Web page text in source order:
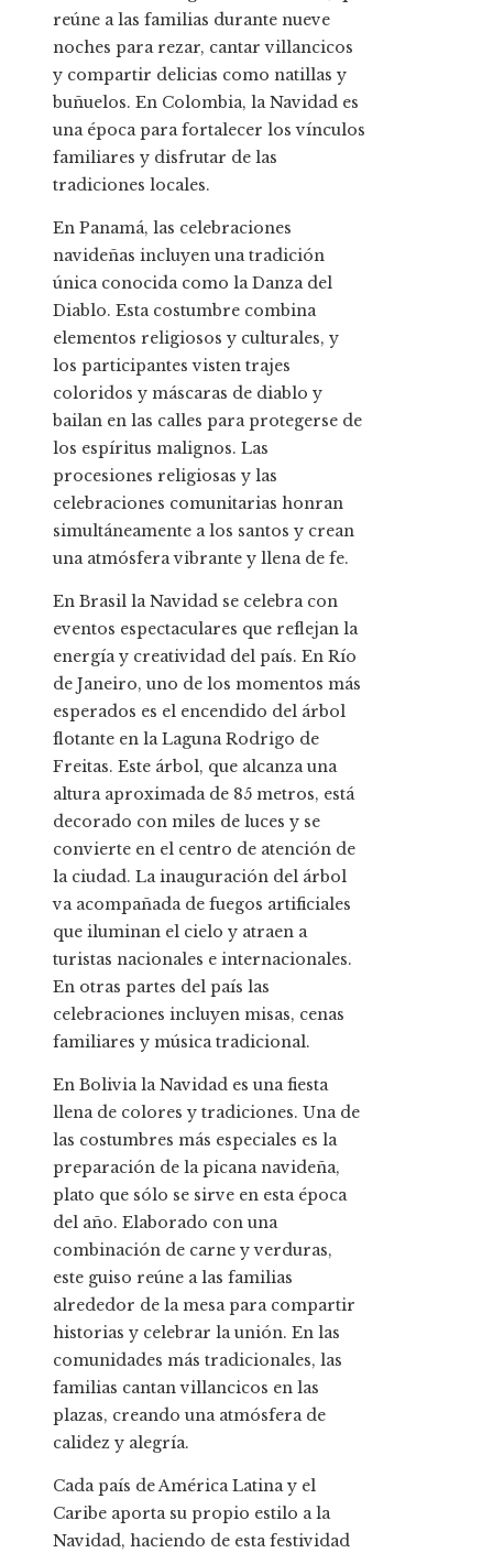
reúne a las familias durante nueve
noches para rezar, cantar villancicos
y compartir delicias como natillas y
buñuelos. En Colombia, la Navidad es
una época para fortalecer los vínculos
familiares y disfrutar de las
tradiciones locales.
En Panamá, las celebraciones
navideñas incluyen una tradición
única conocida como la Danza del
Diablo. Esta costumbre combina
elementos religiosos y culturales, y
los participantes visten trajes
coloridos y máscaras de diablo y
bailan en las calles para protegerse de
los espíritus malignos. Las
procesiones religiosas y las
celebraciones comunitarias honran
simultáneamente a los santos y crean
una atmósfera vibrante y llena de fe.
En Brasil la Navidad se celebra con
eventos espectaculares que reflejan la
energía y creatividad del país. En Río
de Janeiro, uno de los momentos más
esperados es el encendido del árbol
flotante en la Laguna Rodrigo de
Freitas. Este árbol, que alcanza una
altura aproximada de 85 metros, está
decorado con miles de luces y se
convierte en el centro de atención de
la ciudad. La inauguración del árbol
va acompañada de fuegos artificiales
que iluminan el cielo y atraen a
turistas nacionales e internacionales.
En otras partes del país las
celebraciones incluyen misas, cenas
familiares y música tradicional.
En Bolivia la Navidad es una fiesta
llena de colores y tradiciones. Una de
las costumbres más especiales es la
preparación de la picana navideña,
plato que sólo se sirve en esta época
del año. Elaborado con una
combinación de carne y verduras,
este guiso reúne a las familias
alrededor de la mesa para compartir
historias y celebrar la unión. En las
comunidades más tradicionales, las
familias cantan villancicos en las
plazas, creando una atmósfera de
calidez y alegría.
Cada país de América Latina y el
Caribe aporta su propio estilo a la
Navidad, haciendo de esta festividad